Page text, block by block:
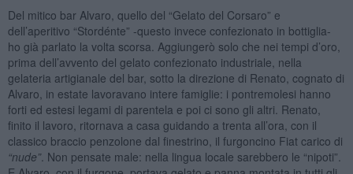
Del mitico bar Alvaro, quello del “Gelato del Corsaro” e
dell’aperitivo “Stordénte” -questo invece confezionato in bottiglia-
ho già parlato la volta scorsa. Aggiungerò solo che nei tempi d’oro,
prima dell’avvento del gelato confezionato industriale, nella
gelateria artigianale del bar, sotto la direzione di Renato, cognato di
Alvaro, in estate lavoravano intere famiglie: i pontremolesi hanno
forti ed estesi legami di parentela e poi ci sono gli altri. Renato,
finito il lavoro, ritornava a casa guidando a trenta all’ora, con il
classico braccio penzolone dal finestrino, il furgoncino Fiat carico di
“nude”. Non pensate male: nella lingua locale sarebbero le “nipoti”.